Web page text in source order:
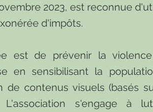
2023, est reconnue
d'impôts.
est de prévenir la
en sensibilisant la
de contenus visuels (basés
L'association s'engage à